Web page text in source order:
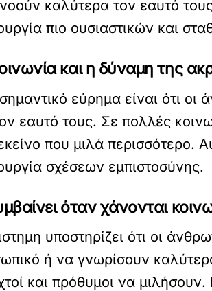
καλύτερα τον εαυτό
πιο ουσιαστικών και
και η δύναμη της
εύρημα είναι ότι
εαυτό τους. Σε πολλές
που μιλά περισσότερο.
σχέσεων εμπιστοσύνης.
όταν χάνονται
υποστηρίζει ότι οι
ή να γνωρίσουν
και πρόθυμοι να